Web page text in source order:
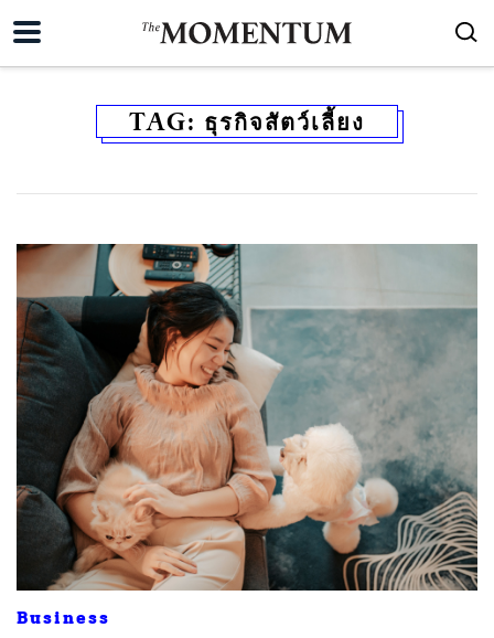
TAG: ธุรกิจสัตว์เลี้ยง
Business
ค้นหา